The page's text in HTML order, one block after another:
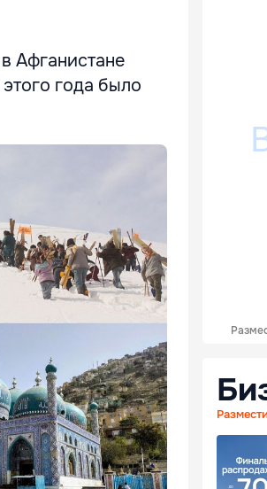
Афганистане
года было